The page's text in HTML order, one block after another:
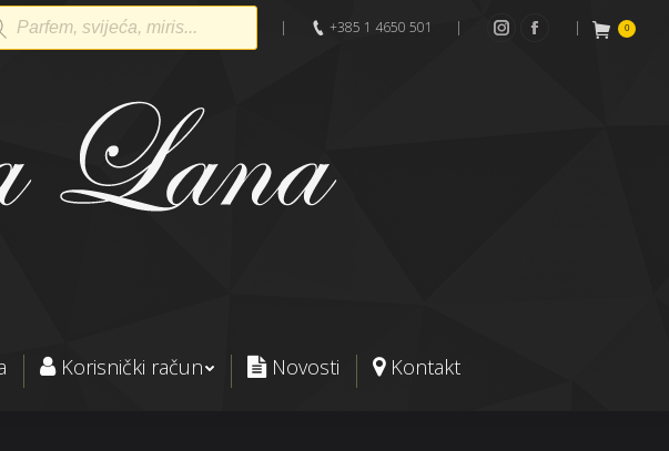
| +385 1 4650 501 |
Instagram
Facebook
| 0
Korisnički račun Novosti Kontakt